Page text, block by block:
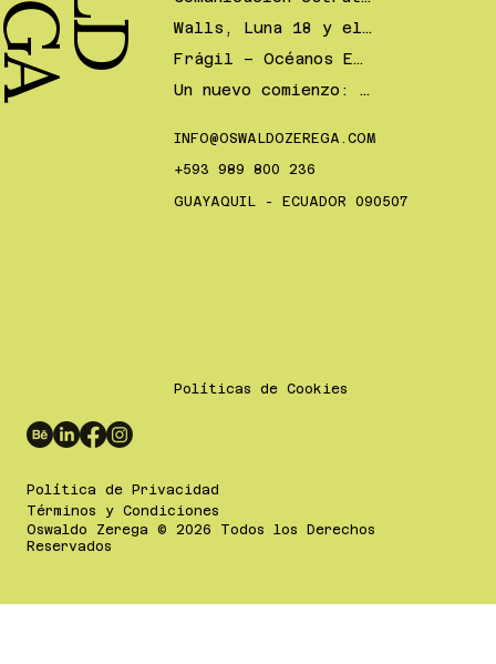
Walls, Luna 18 y el poder del diseño como objeto de deseo
Frágil – Océanos Expo: cuando el diseño se convierte en una herramienta de conciencia ambiental
Un nuevo comienzo: el proceso detrás del rediseño del logotipo de Policentro
INFO@OSWALDOZEREGA.COM
+593 989 800 236
GUAYAQUIL - ECUADOR 090507
Políticas de Cookies
Política de Privacidad
Términos y Condiciones
Oswaldo Zerega © 2026 Todos los Derechos
Reservados